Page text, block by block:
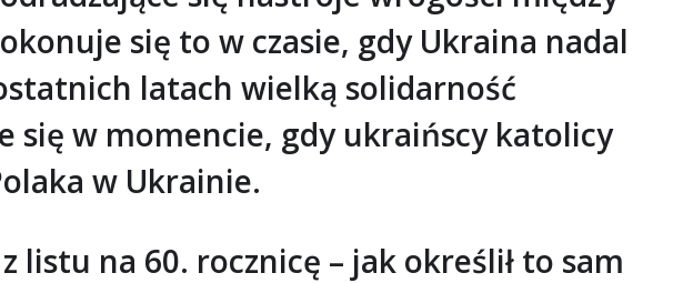
się to w czasie, gdy Ukraina nadal
latach wielką solidarność
się w momencie, gdy ukraińscy katolicy
w Ukrainie.
listu na 60. rocznicę – jak określił to sam